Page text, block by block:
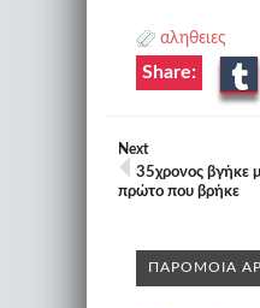
αληθειες
Share:
Next
35χρονος βγήκε
πρώτο που βρήκε
ΠΑΡΟΜΟΙΑ